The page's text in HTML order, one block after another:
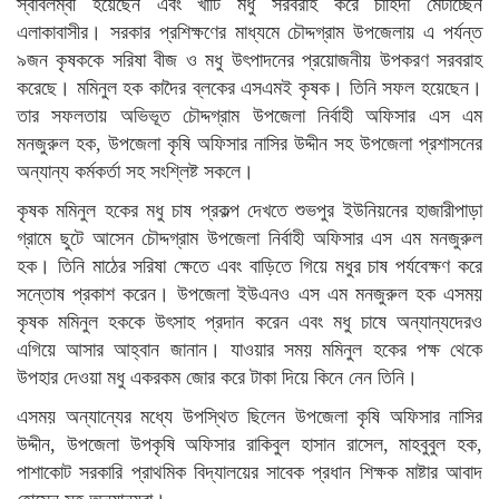
স্বাবলম্বী হয়েছেন এবং খাঁটি মধু সরবরাহ করে চাহিদা মেটাচ্ছেন
এলাকাবাসীর। সরকার প্রশিক্ষণের মাধ্যমে চৌদ্দগ্রাম উপজেলায় এ পর্যন্ত
৯জন কৃষককে সরিষা বীজ ও মধু উৎপাদনের প্রয়োজনীয় উপকরণ সরবরাহ
করেছে। মমিনুল হক কাদৈর ব্লকের এসএমই কৃষক। তিনি সফল হয়েছেন।
তার সফলতায় অভিভূত চৌদ্দগ্রাম উপজেলা নির্বাহী অফিসার এস এম
মনজুরুল হক, উপজেলা কৃষি অফিসার নাসির উদ্দীন সহ উপজেলা প্রশাসনের
অন্যান্য কর্মকর্তা সহ সংশ্লিষ্ট সকলে।
কৃষক মমিনুল হকের মধু চাষ প্রকল্প দেখতে শুভপুর ইউনিয়নের হাজারীপাড়া
গ্রামে ছুটে আসেন চৌদ্দগ্রাম উপজেলা নির্বাহী অফিসার এস এম মনজুরুল
হক। তিনি মাঠের সরিষা ক্ষেতে এবং বাড়িতে গিয়ে মধুর চাষ পর্যবেক্ষণ করে
সন্তোষ প্রকাশ করেন। উপজেলা ইউএনও এস এম মনজুরুল হক এসময়
কৃষক মমিনুল হককে উৎসাহ প্রদান করেন এবং মধু চাষে অন্যান্যদেরও
এগিয়ে আসার আহ্বান জানান। যাওয়ার সময় মমিনুল হকের পক্ষ থেকে
উপহার দেওয়া মধু একরকম জোর করে টাকা দিয়ে কিনে নেন তিনি।
এসময় অন্যান্যের মধ্যে উপস্থিত ছিলেন উপজেলা কৃষি অফিসার নাসির
উদ্দীন, উপজেলা উপকৃষি অফিসার রাকিবুল হাসান রাসেল, মাহবুবুল হক,
পাশাকোট সরকারি প্রাথমিক বিদ্যালয়ের সাবেক প্রধান শিক্ষক মাষ্টার আবাদ